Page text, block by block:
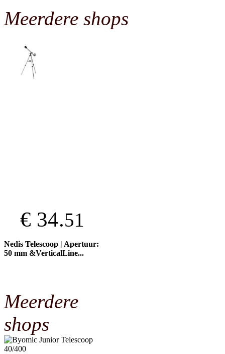
Meerdere shops
€ 34.51
Nedis Telescoop | Apertuur:
50 mm &VerticalLine...
Meerdere
shops